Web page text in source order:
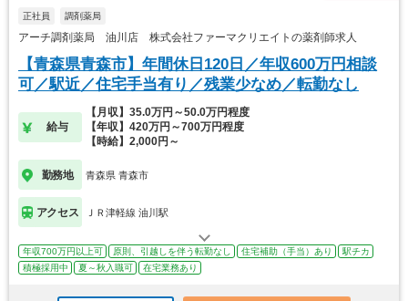
正社員 調剤薬局
アーチ調剤薬局 油川店 株式会社ファーマクリエイトの薬剤師求人
【青森県青森市】年間休日120日／年収600万円相談
可／駅近／住宅手当有り／残業少なめ／転勤なし
給与
【月収】35.0万円～50.0万円程度
【年収】420万円～700万円程度
【時給】2,000円～
勤務地 青森県 青森市
アクセス ＪＲ津軽線 油川駅
年収700万円以上可 原則、引越しを伴う転勤なし 住宅補助（手当）あり
駅チカ
積極採用中
夏～秋入職可 在宅業務あり